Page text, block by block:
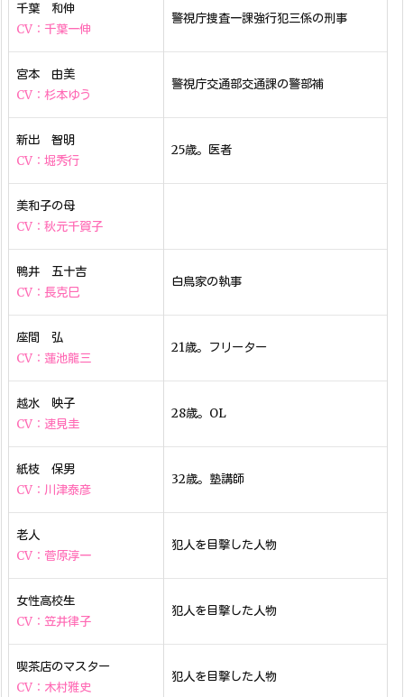
千葉 和伸
CV：千葉一伸
警視庁捜査一課強行犯三係の刑事
宮本 由美
CV：杉本ゆう
警視庁交通部交通課の警部補
新出 智明
CV：堀秀行
25歳。医者
美和子の母
CV：秋元千賀子
鴨井 五十吉
CV：長克巳
白鳥家の執事
座間 弘
CV：蓮池龍三
21歳。フリーター
越水 映子
CV：速見圭
28歳。OL
紙枝 保男
CV：川津泰彦
32歳。塾講師
老人
CV：菅原淳一
犯人を目撃した人物
女性高校生
CV：笠井律子
犯人を目撃した人物
喫茶店のマスター
CV：木村雅史
犯人を目撃した人物